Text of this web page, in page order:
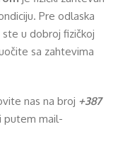
Pre odlaska
u dobroj fizičkoj
sa zahtevima
nas na broj +387
putem mail-